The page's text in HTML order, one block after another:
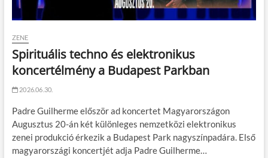
ZENE
Spirituális techno és elektronikus
koncertélmény a Budapest Parkban
2026.06.30.
Padre Guilherme először ad koncertet Magyarországon
Augusztus 20-án két különleges nemzetközi elektronikus
zenei produkció érkezik a Budapest Park nagyszínpadára. Első
magyarországi koncertjét adja Padre Guilherme…